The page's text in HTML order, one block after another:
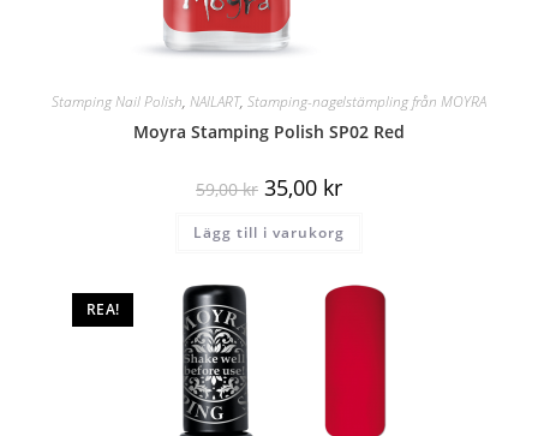
Stamping Nail Polish, NAILART, Stamping-nagelstämpling från MOYRA
Moyra Stamping Polish SP02 Red
59,00kr 35,00 kr
Lägg till i varukorg
REA!